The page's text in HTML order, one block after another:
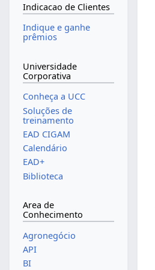
Indicacao de Clientes
Indique e ganhe
prêmios
Universidade
Corporativa
Conheça a UCC
Soluções de
treinamento
EAD CIGAM
Calendário
EAD+
Biblioteca
Area de
Conhecimento
Agronegócio
API
BI